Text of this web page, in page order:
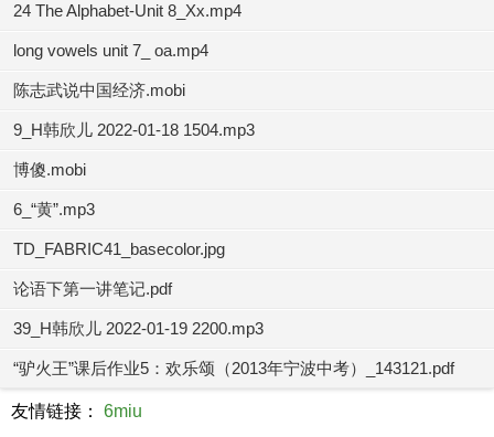
24 The Alphabet-Unit 8_Xx.mp4
long vowels unit 7_ oa.mp4
陈志武说中国经济.mobi
9_H韩欣儿 2022-01-18 1504.mp3
博傻.mobi
6_“黄”.mp3
TD_FABRIC41_basecolor.jpg
论语下第一讲笔记.pdf
39_H韩欣儿 2022-01-19 2200.mp3
“驴火王”课后作业5：欢乐颂（2013年宁波中考）_143121.pdf
友情链接： 6miu